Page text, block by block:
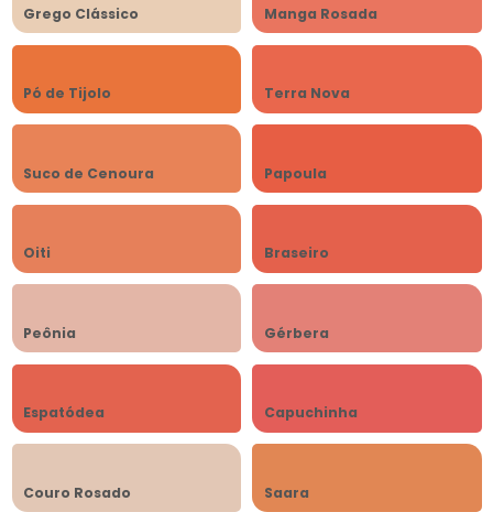
Grego Clássico Manga Rosada
Pó de Tijolo Terra Nova
Suco de Cenoura Papoula
Oiti Braseiro
Peônia Gérbera
Espatódea Capuchinha
Couro Rosado Saara